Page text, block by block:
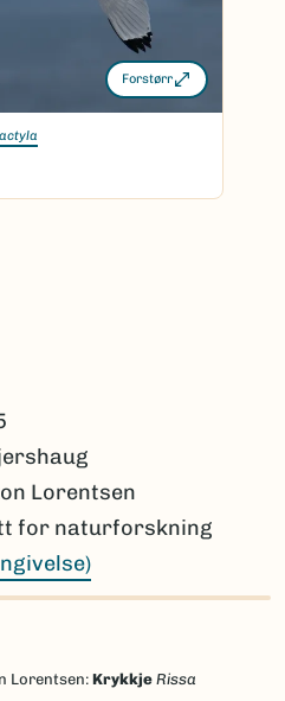
Forstørr
Lorentsen
for naturforskning
Lorentsen: Krykkje Rissa